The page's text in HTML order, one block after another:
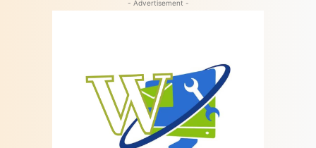
- Advertisement -